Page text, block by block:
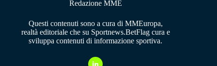
Redazione MME
Questi contenuti sono a cura di MMEuropa,
realtà editoriale che su Sportnews.BetFlag cura e
sviluppa contenuti di informazione sportiva.